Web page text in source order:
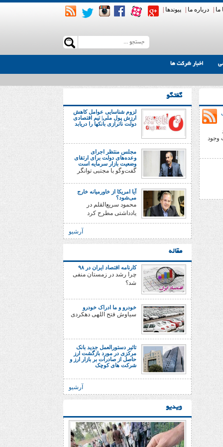
ما درباره ما پیوندها
اخبار شرکت ها
وجود
گفتگو
لزوم شناسایی عوامل کاهش
ارزش پول ملی| تیم اقتصادی
دولت ناترازی بانکها را دریابد
مجلس منتظر اجرای
وعده‌های دولت برای ارتقای
وضعیت بازار سرمایه است
گفت‌وگو با مجتبی توانگر
آیا امریکا از خاورمیانه خارج
می‌شود؟
محمود سریع‌القلم در
یادداشتی مطرح کرد
آرشیو
مقاله
کارنامه اقتصاد ایران در ۹۸
چرا رشد در زمستان منفی
شد؟
خودرو و ما ادراک خودرو
سیاوش فتح اللهی دهکردی
تاثیر دستورالعمل جدید بانک
مرکزی در مورد بازگشت ارز
حاصل از صادرات بر بازار ارز و
شرکت های کوچک
آرشیو
ویدیو